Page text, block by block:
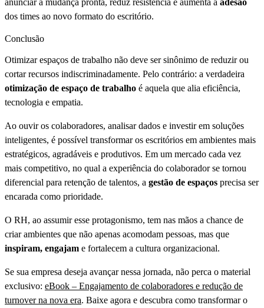
anunciar a mudança pronta, reduz resistência e aumenta a adesão
dos times ao novo formato do escritório.
Conclusão
Otimizar espaços de trabalho não deve ser sinônimo de reduzir ou
cortar recursos indiscriminadamente. Pelo contrário: a verdadeira
otimização de espaço de trabalho é aquela que alia eficiência,
tecnologia e empatia.
Ao ouvir os colaboradores, analisar dados e investir em soluções
inteligentes, é possível transformar os escritórios em ambientes mais
estratégicos, agradáveis e produtivos. Em um mercado cada vez
mais competitivo, no qual a experiência do colaborador se tornou
diferencial para retenção de talentos, a gestão de espaços precisa ser
encarada como prioridade.
O RH, ao assumir esse protagonismo, tem nas mãos a chance de
criar ambientes que não apenas acomodam pessoas, mas que
inspiram, engajam e fortalecem a cultura organizacional.
Se sua empresa deseja avançar nessa jornada, não perca o material
exclusivo: eBook – Engajamento de colaboradores e redução de
turnover na nova era. Baixe agora e descubra como transformar o